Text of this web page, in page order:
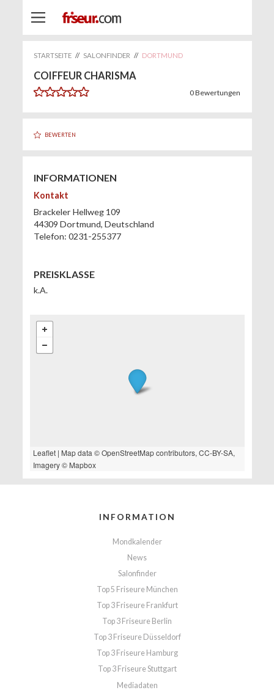
STARTSEITE // SALONFINDER // DORTMUND
COIFFEUR CHARISMA
0Bewertungen
BEWERTEN
INFORMATIONEN
Kontakt
Brackeler Hellweg 109
44309 Dortmund, Deutschland
Telefon: 0231-255377
PREISKLASSE
k.A.
Leaflet| Map data ©OpenStreetMapcontributors, CC-BY-SA,
Imagery © Mapbox
INFORMATION
Mondkalender
News
Salonfinder
Top 5 Friseure München
Top 3 Friseure Frankfurt
Top 3 Friseure Berlin
Top 3 Friseure Düsseldorf
Top 3 Friseure Hamburg
Top 3 Friseure Stuttgart
Mediadaten